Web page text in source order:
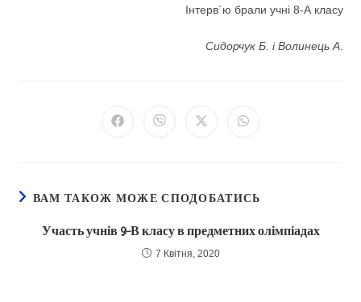
Інтерв`ю брали учні 8-А класу
Сидорчук Б. і Волинець А.
ВідкритиВідкритиВідкритиВідкрити
ВАМ ТАКОЖ МОЖЕ СПОДОБАТИСЬ
Участь учнів 9-В класу в предметних олімпіадах
7 Квітня, 2020